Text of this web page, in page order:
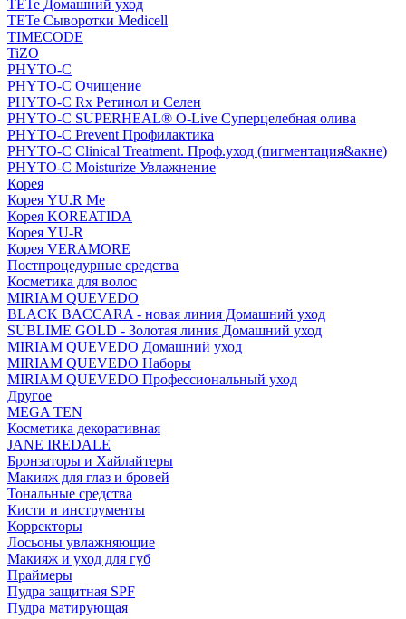
TETe Домашний уход
TETe Сыворотки Medicell
TIMECODE
TiZO
PHYTO-C
PHYTO-C Очищение
PHYTO-C Rx Ретинол и Селен
PHYTO-C SUPERHEAL® O-Live Суперцелебная олива
PHYTO-C Prevent Профилактика
PHYTO-C Clinical Treatment. Проф.уход (пигментация&акне)
PHYTO-C Moisturize Увлажнение
Корея
Корея YU.R Me
Корея KOREATIDA
Корея YU-R
Корея VERAMORE
Постпроцедурные средства
Косметика для волос
MIRIAM QUEVEDO
BLACK BACCARA - новая линия Домашний уход
SUBLIME GOLD - Золотая линия Домашний уход
MIRIAM QUEVEDO Домашний уход
MIRIAM QUEVEDO Наборы
MIRIAM QUEVEDO Профессиональный уход
Другое
MEGA TEN
Косметика декоративная
JANE IREDALE
Бронзаторы и Хайлайтеры
Макияж для глаз и бровей
Тональные средства
Кисти и инструменты
Корректоры
Лосьоны увлажняющие
Макияж и уход для губ
Праймеры
Пудра защитная SPF
Пудра матирующая